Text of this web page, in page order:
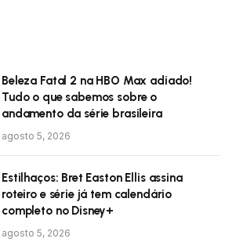
Beleza Fatal 2 na HBO Max adiado!
Tudo o que sabemos sobre o
andamento da série brasileira
agosto 5, 2026
Estilhaços: Bret Easton Ellis assina
roteiro e série já tem calendário
completo no Disney+
agosto 5, 2026